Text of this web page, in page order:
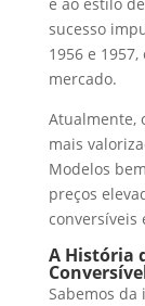
sucesso
1956 e
mercado.
Atualmente,
mais
Modelos
preços
conversíveis
A História
Sabemos